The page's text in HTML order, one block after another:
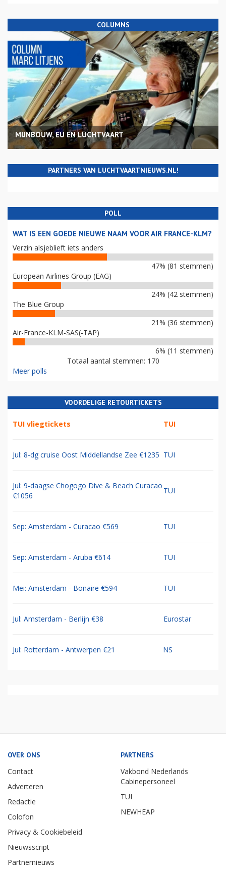
COLUMNS
MIJNBOUW, EU EN LUCHTVAART
PARTNERS VAN LUCHTVAARTNIEUWS.NL!
POLL
WAT IS EEN GOEDE NIEUWE NAAM VOOR AIR FRANCE-KLM?
Verzin alsjeblieft iets anders
47% (81 stemmen)
European Airlines Group (EAG)
24% (42 stemmen)
The Blue Group
21% (36 stemmen)
Air-France-KLM-SAS(-TAP)
6% (11 stemmen)
Totaal aantal stemmen: 170
Meer polls
VOORDELIGE RETOURTICKETS
TUI vliegtickets TUI
Jul: 8-dg cruise Oost Middellandse Zee €1235 TUI
Jul: 9-daagse Chogogo Dive & Beach Curacao
€1056
TUI
Sep: Amsterdam - Curacao €569 TUI
Sep: Amsterdam - Aruba €614 TUI
Mei: Amsterdam - Bonaire €594 TUI
Jul: Amsterdam - Berlijn €38 Eurostar
Jul: Rotterdam - Antwerpen €21 NS
OVER ONS
Contact
Adverteren
Redactie
Colofon
Privacy & Cookiebeleid
Nieuwsscript
Partnernieuws
PARTNERS
Vakbond Nederlands
Cabinepersoneel
TUI
NEWHEAP